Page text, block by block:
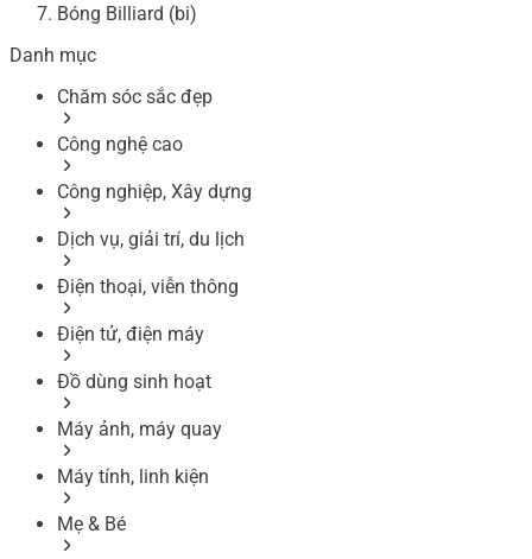
Bóng Billiard (bi)
Danh mục
Chăm sóc sắc đẹp
Công nghệ cao
Công nghiệp, Xây dựng
Dịch vụ, giải trí, du lịch
Điện thoại, viễn thông
Điện tử, điện máy
Đồ dùng sinh hoạt
Máy ảnh, máy quay
Máy tính, linh kiện
Mẹ & Bé